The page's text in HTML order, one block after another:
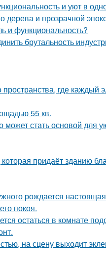
и уют в
дерева и прозрачной
и функциональность?
брутальность
где каждый
55 кв.
стать основой для
придаёт зданию
рождается
покоя.
остаться в комнате
на сцену выходит